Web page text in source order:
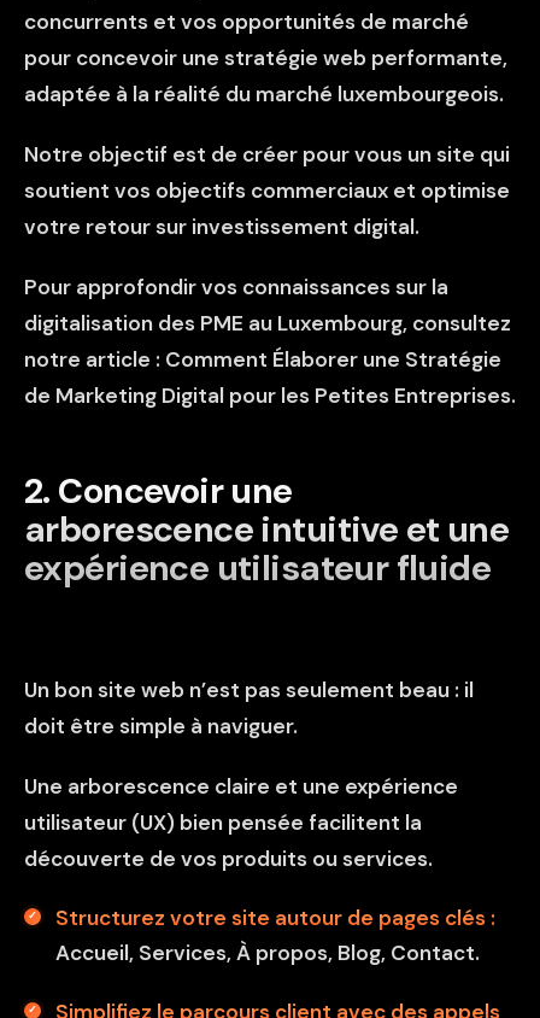
concurrents et vos opportunités de marché
pour concevoir une stratégie web performante,
adaptée à la réalité du marché luxembourgeois.
Notre objectif est de créer pour vous un site qui
soutient vos objectifs commerciaux et optimise
votre retour sur investissement digital.
Pour approfondir vos connaissances sur la
digitalisation des PME au Luxembourg, consultez
notre article : Comment Élaborer une Stratégie
de Marketing Digital pour les Petites Entreprises.
2️. Concevoir une
arborescence intuitive et une
expérience utilisateur fluide
Un bon site web n’est pas seulement beau : il
doit être simple à naviguer.
Une arborescence claire et une expérience
utilisateur (UX) bien pensée facilitent la
découverte de vos produits ou services.
Structurez votre site autour de pages clés :
Accueil, Services, À propos, Blog, Contact.
Simplifiez le parcours client avec des appels